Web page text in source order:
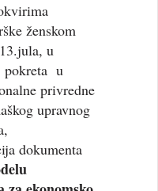
ženskom
u
pokreta u
privredne
upravnog
dokumenta